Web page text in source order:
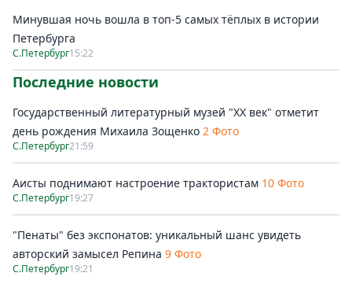
Минувшая ночь вошла в топ-5 самых тёплых в истории
Петербурга
С.Петербург15:22
Последние новости
Государственный литературный музей "ХХ век" отметит
день рождения Михаила Зощенко 2 Фото
С.Петербург21:59
Аисты поднимают настроение трактористам 10 Фото
С.Петербург19:27
"Пенаты" без экспонатов: уникальный шанс увидеть
авторский замысел Репина 9 Фото
С.Петербург19:21